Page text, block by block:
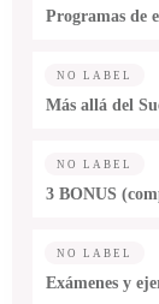
Programas de
NO LABEL
Más allá del
NO LABEL
3 BONUS
NO LABEL
Exámenes y